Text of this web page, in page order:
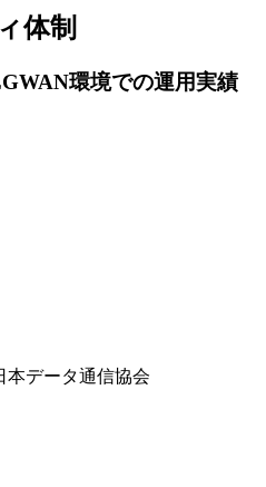
体制
環境での運用実績
データ通信協会